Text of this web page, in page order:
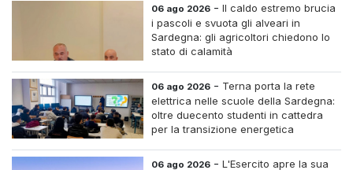
06 ago 2026 -Il caldo estremo brucia
i pascoli e svuota gli alveari in
Sardegna: gli agricoltori chiedono lo
stato di calamità
06 ago 2026 - Terna porta la rete
elettrica nelle scuole della Sardegna:
oltre duecento studenti in cattedra
per la transizione energetica
06 ago 2026 -L'Esercito apre la sua